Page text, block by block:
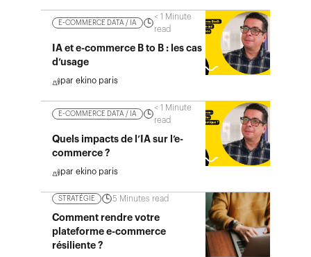
E-COMMERCE DATA / IA
< 1 Minute
read
IA et e-commerce B to B : les cas
d’usage
par ekino paris
E-COMMERCE DATA / IA
< 1 Minute
read
Quels impacts de l’IA sur l’e-
commerce ?
par ekino paris
STRATÉGIE 5 Minutes read
Comment rendre votre
plateforme e-commerce
résiliente ?